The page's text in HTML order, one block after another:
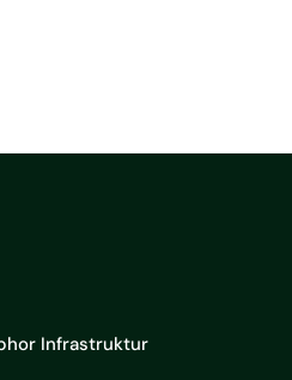
Infrastruktur